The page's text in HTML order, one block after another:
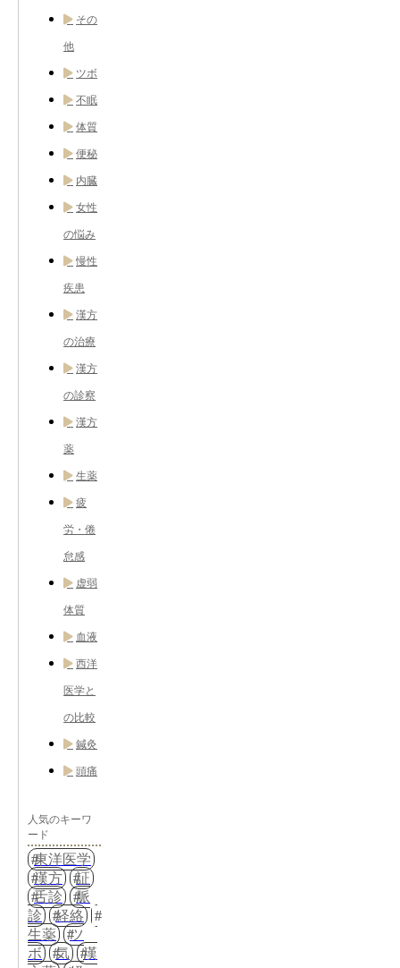
その
他
ツボ
不眠
体質
便秘
内臓
女性
の悩み
慢性
疾患
漢方
の治療
漢方
の診察
漢方
薬
生薬
疲
労・倦
怠感
虚弱
体質
血液
西洋
医学と
の比較
鍼灸
頭痛
人気のキーワ
ード
東洋医学
漢方
証
舌診
脈
診
経絡
生薬
ツ
ボ
気
漢